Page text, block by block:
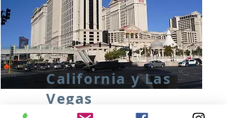
California y Las
Vegas